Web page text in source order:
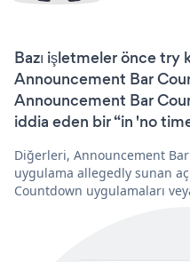
Bazı işletmeler önce try
Announcement Bar
Announcement Bar
iddia eden bir “in 'no
Diğerleri, Announcement
uygulama allegedly sunan
Countdown uygulamaları